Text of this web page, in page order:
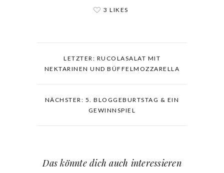
3 LIKES
LETZTER: RUCOLASALAT MIT
NEKTARINEN UND BÜFFELMOZZARELLA
NÄCHSTER: 5. BLOGGEBURTSTAG & EIN
GEWINNSPIEL
Das könnte dich auch interessieren